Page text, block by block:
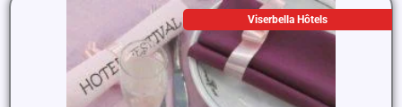
Viserbella Hôtels